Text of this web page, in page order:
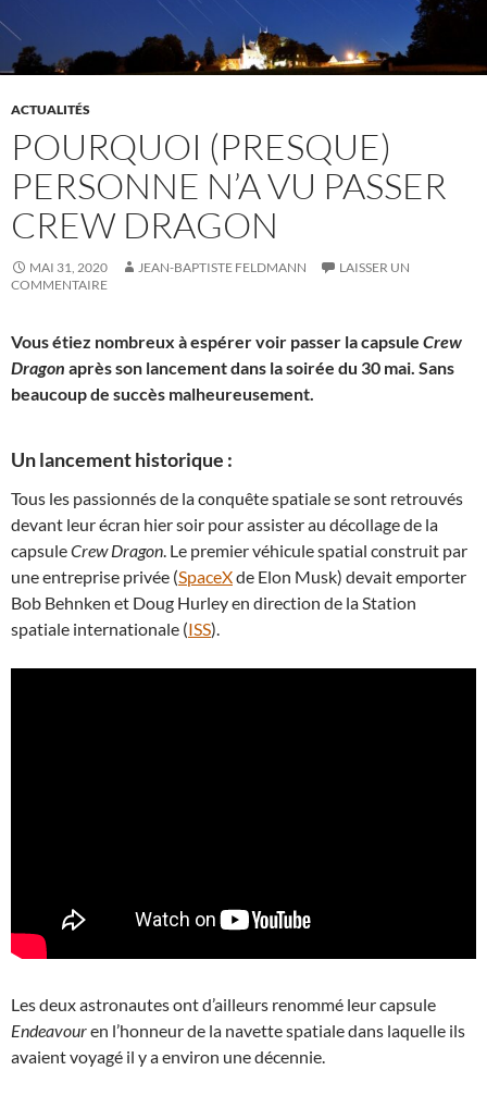
ACTUALITÉS
POURQUOI (PRESQUE)
PERSONNE N’A VU PASSER
CREW DRAGON
MAI 31, 2020 JEAN-BAPTISTE FELDMANN
LAISSER UN
COMMENTAIRE
Vous étiez nombreux à espérer voir passer la capsule Crew
Dragon après son lancement dans la soirée du 30 mai. Sans
beaucoup de succès malheureusement.
Un lancement historique :
Tous les passionnés de la conquête spatiale se sont retrouvés
devant leur écran hier soir pour assister au décollage de la
capsuleCrew Dragon . Le premier véhicule spatial construit par
une entreprise privée (SpaceXde Elon Musk) devait emporter
Bob Behnken et Doug Hurley en direction de la Station
spatiale internationale (ISS).
Les deux astronautes ont d’ailleurs renommé leur capsule
Endeavouren l’honneur de la navette spatiale dans laquelle ils
avaient voyagé il y a environ une décennie.